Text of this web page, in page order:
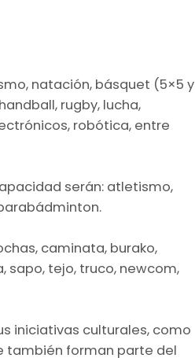
natación, básquet (5×5 y
rugby, lucha,
robótica, entre
serán: atletismo,
caminata, burako,
sapo, tejo, truco, newcom,
iniciativas culturales, como
también forman parte del